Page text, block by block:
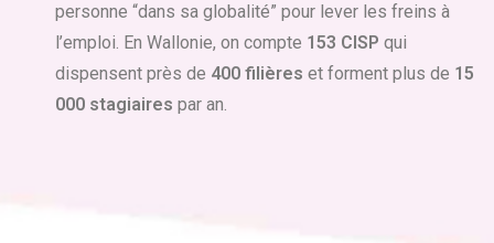
personne “dans sa globalité” pour lever les freins à
l’emploi. En Wallonie, on compte 153 CISP qui
dispensent près de 400 filières et forment plus de 15
000 stagiaires par an.